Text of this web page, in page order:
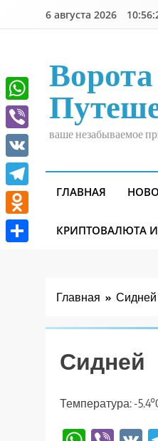
6 августа 2026
Ворота
ваше незабываемое
ГЛАВНАЯ
КРИПТОВАЛЮТА
Главная Сидней
Сидней
Температура: -
WhatsApp
Viber
VK
Telegram
Odnoklassniki